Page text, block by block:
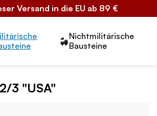
Versand in die EU ab 89 €
segmentów2
Nichtmilitärische
Bausteine
3 "USA"